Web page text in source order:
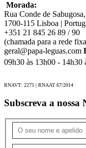
Morada:
Rua Conde de
1700-115 Lisboa |
+351 21 845 26 89 / 90
(chamada para a rede
geral@papa-leguas.com
09h30 às 13h00 - 14h30
RNAVT: 2275 | RNAAT 67/2014
Subscreva a nossa